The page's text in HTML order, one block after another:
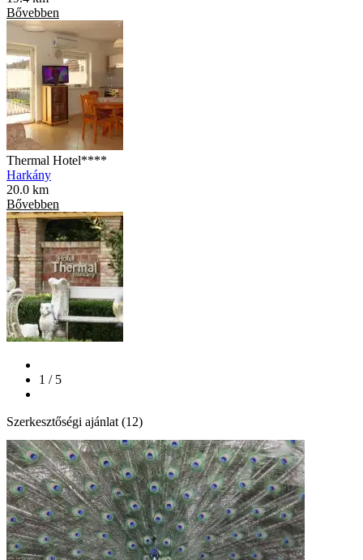
Bővebben
Thermal Hotel****
Harkány
20.0 km
Bővebben
1 / 5
Szerkesztőségi ajánlat (12)